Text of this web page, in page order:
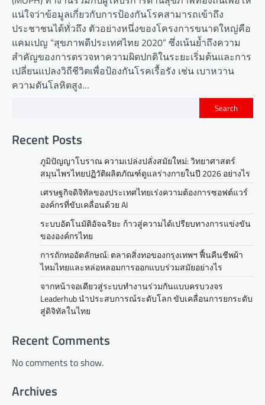
แน่ใจว่าข้อมูลเกี่ยวกับการป้องกันโรคสามารถเข้าถึง
ประชาชนได้ทั่วถึง ตัวอย่างหนึ่งของโครงการขนาดใหญ่คือ
แคมเปญ “สุขภาพดีประเทศไทย 2020” ซึ่งเน้นย้ำถึงความ
สำคัญของการตรวจหาความผิดปกติในระยะเริ่มต้นและการ
เปลี่ยนแปลงวิถีชีวิตเพื่อป้องกันโรคเรื้อรัง เช่น เบาหวาน
ความดันโลหิตสูง…
Search
Recent Posts
ภูมิปัญญาโบราณ ความเปล่งปลั่งสมัยใหม่: วิทยาศาสตร์
สมุนไพรไทยปฏิวัติผลิตภัณฑ์ดูแลร่างกายในปี 2026 อย่างไร
เศรษฐกิจดิจิทัลของประเทศไทยเร่งความต้องการซอฟต์แวร์
องค์กรที่ขับเคลื่อนด้วย AI
ระบบอัตโนมัติอัจฉริยะ ก้าวสู่ความได้เปรียบทางการแข่งขัน
ขององค์กรไทย
การถักทออัตลักษณ์: ตลาดสิ่งทอของกรุงเทพฯ ฟื้นคืนชีพผ้า
ไหมไทยและหล่อหลอมการออกแบบร่วมสมัยอย่างไร
จากหน้าจอเดียวสู่ระบบทำงานร่วมกันแบบครบวงจร
Leaderhub นำประสบการณ์ระดับโลก ขับเคลื่อนการยกระดับ
สู่ดิจิทัลในไทย
Recent Comments
No comments to show.
Archives